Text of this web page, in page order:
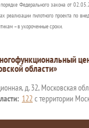
Федерального закона от
реализации пилотного проекта по
– в укороченные сроки.
области»
д. 32, Московская
122с территории